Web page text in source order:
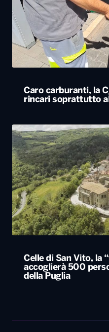
Caro carburanti, la
rincari soprattutto
Celle di San Vito, la
accoglierà 500
della Puglia